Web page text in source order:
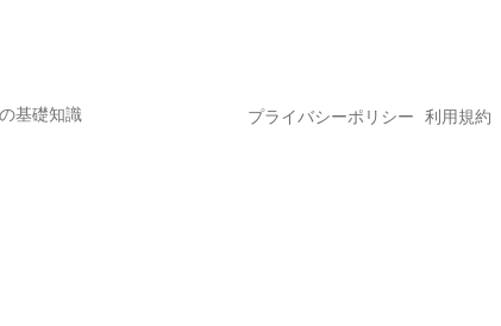
基礎知識 プライバシーポリシー 利用規約